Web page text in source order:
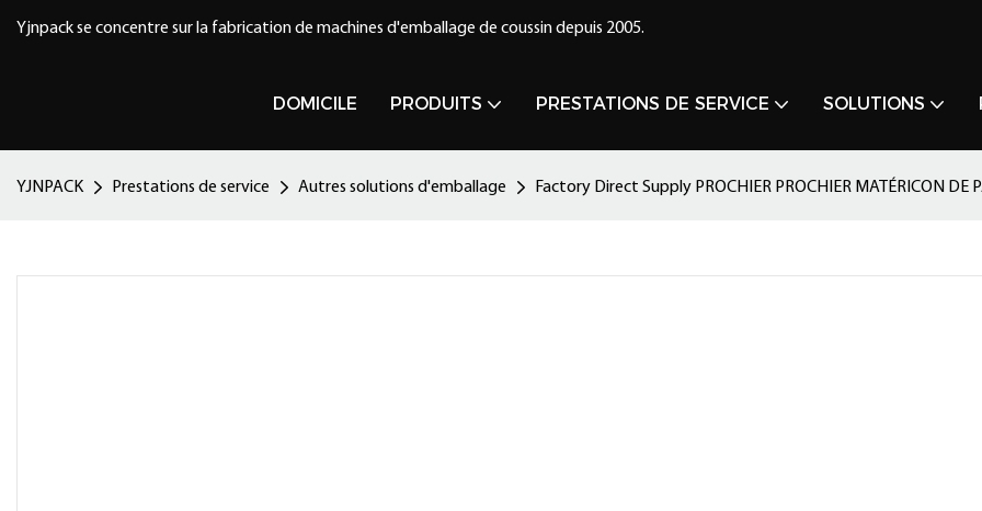
Yjnpack se concentre sur la fabrication de machines d'emballage de coussin depuis 2005.
DOMICILE PRODUITS PRESTATIONS DE SERVICE SOLUTIONS
YJNPACK Prestations de service Autres solutions d'emballage Factory Direct Supply PROCHIER PROCHIER MATÉRICON DE